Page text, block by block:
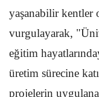
yaşanabilir kentler
vurgulayarak,
eğitim
üretim sürecine
projelerin